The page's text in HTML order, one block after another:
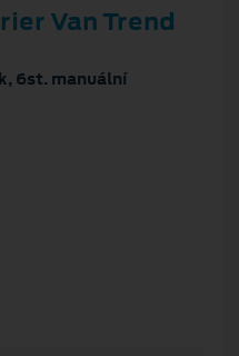
Van Trend
6st. manuální